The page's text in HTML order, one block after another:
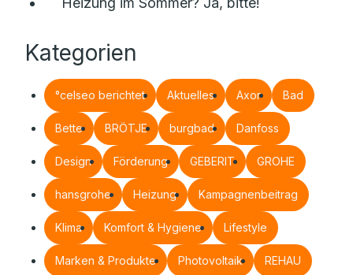
Kategorien
°celseo berichtet Aktuelles Axor Bad
Bette BRÖTJE burgbad Danfoss
Design Förderung GEBERIT GROHE
hansgrohe Heizung Kampagnenbeitrag
Klima Komfort & Hygiene Lifestyle
Marken & Produkte Photovoltaik REHAU